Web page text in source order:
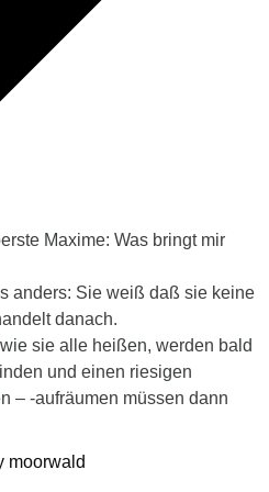
Maxime: Was bringt mir
anders: Sie weiß daß sie keine
danach.
sie alle heißen, werden bald
und einen riesigen
– -aufräumen müssen dann
moorwald